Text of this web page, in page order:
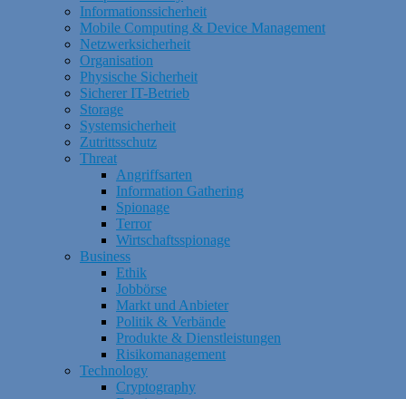
Informationssicherheit
Mobile Computing & Device Management
Netzwerksicherheit
Organisation
Physische Sicherheit
Sicherer IT-Betrieb
Storage
Systemsicherheit
Zutrittsschutz
Threat
Angriffsarten
Information Gathering
Spionage
Terror
Wirtschaftsspionage
Business
Ethik
Jobbörse
Markt und Anbieter
Politik & Verbände
Produkte & Dienstleistungen
Risikomanagement
Technology
Cryptography